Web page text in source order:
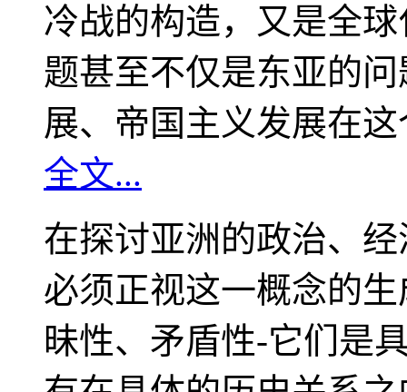
冷战的构造，又是全
题甚至不仅是东亚的
展、帝国主义发展在
全文...
在探讨亚洲的政治、
必须正视这一概念的
昧性、矛盾性-它们是